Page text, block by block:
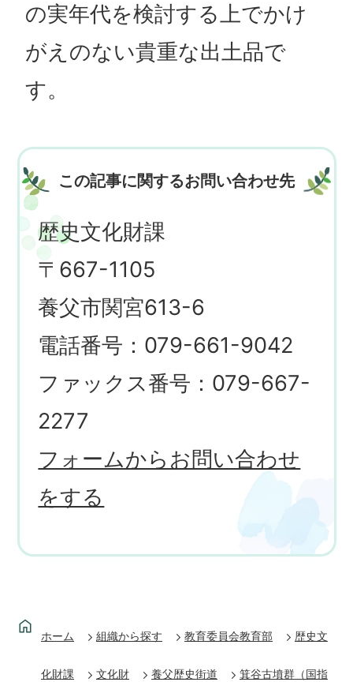
の実年代を検討する上でかけ
がえのない貴重な出土品で
す。
この記事に関するお問い合わせ先
歴史文化財課
〒667-1105
養父市関宮613-6
電話番号：079-661-9042
ファックス番号：079-667-
2277
フォームからお問い合わせ
をする
ホーム 組織から探す 教育委員会教育部 歴史文
化財課 文化財 養父歴史街道 箕谷古墳群（国指